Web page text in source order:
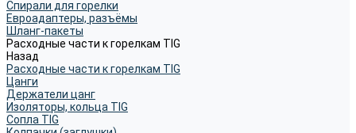
Спирали для горелки
Евроадаптеры, разъёмы
Шланг-пакеты
Расходные части к горелкам TIG
Назад
Расходные части к горелкам TIG
Цанги
Держатели цанг
Изоляторы, кольца TIG
Сопла TIG